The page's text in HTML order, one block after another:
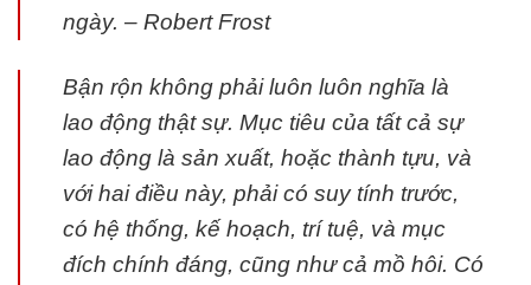
ngày. – Robert Frost
Bận rộn không phải luôn luôn nghĩa là
lao động thật sự. Mục tiêu của tất cả sự
lao động là sản xuất, hoặc thành tựu, và
với hai điều này, phải có suy tính trước,
có hệ thống, kế hoạch, trí tuệ, và mục
đích chính đáng, cũng như cả mồ hôi. Có